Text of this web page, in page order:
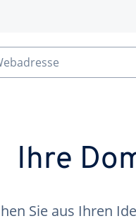
Ihre
Sie aus Ihren